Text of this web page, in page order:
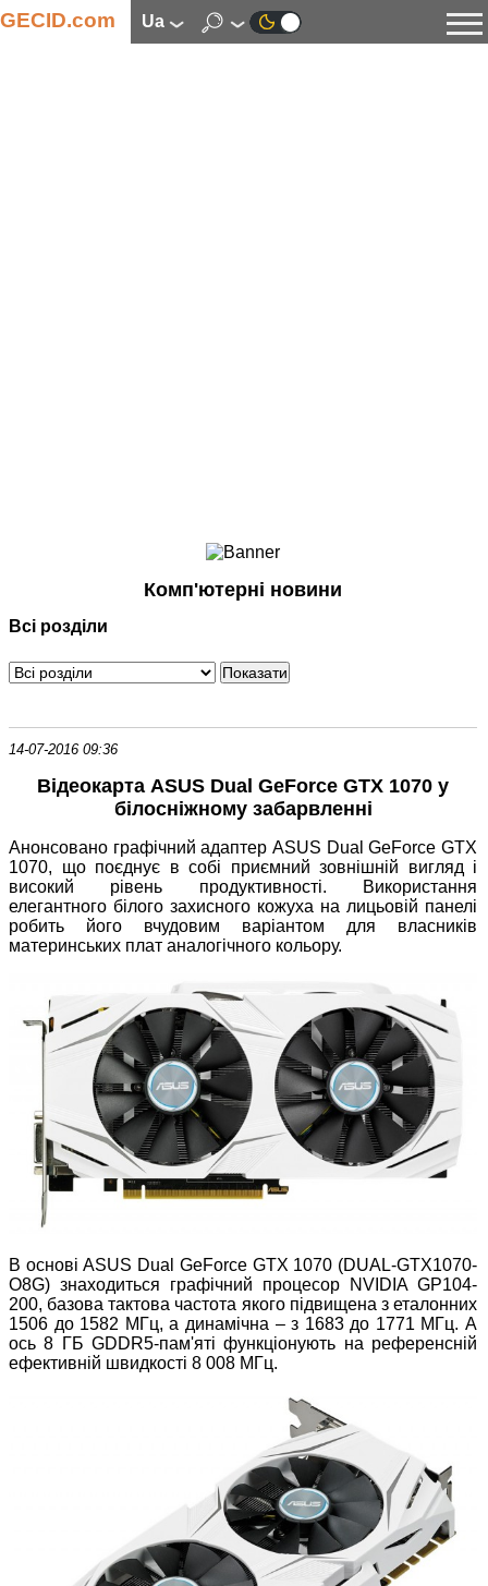
GECID.com ua
Смартфони
Периферія
Програмне забезпечення
Комп'ютерні новини
Всі розділи
14-07-2016 09:36
Відеокарта ASUS Dual GeForce GTX 1070 у
білосніжному забарвленні
Анонсовано графічний адаптер ASUS Dual GeForce GTX
1070, що поєднує в собі приємний зовнішній вигляд і
високий рівень продуктивності. Використання
елегантного білого захисного кожуха на лицьовій панелі
робить його вчудовим варіантом для власників
материнських плат аналогічного кольору.
В основі ASUS Dual GeForce GTX 1070 (DUAL-GTX1070-
O8G) знаходиться графічний процесор NVIDIA GP104-
200, базова тактова частота якого підвищена з еталонних
1506 до 1582 МГц, а динамічна – з 1683 до 1771 МГц. А
ось 8 ГБ GDDR5-пам'яті функціонують на референсній
ефективній швидкості 8 008 МГц.